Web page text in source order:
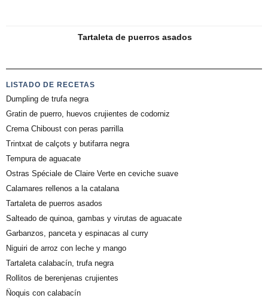
Tartaleta de puerros asados
LISTADO DE RECETAS
Dumpling de trufa negra
Gratin de puerro, huevos crujientes de codorniz
Crema Chiboust con peras parrilla
Trintxat de calçots y butifarra negra
Tempura de aguacate
Ostras Spéciale de Claire Verte en ceviche suave
Calamares rellenos a la catalana
Tartaleta de puerros asados
Salteado de quinoa, gambas y virutas de aguacate
Garbanzos, panceta y espinacas al curry
Niguiri de arroz con leche y mango
Tartaleta calabacín, trufa negra
Rollitos de berenjenas crujientes
Ñoquis con calabacín